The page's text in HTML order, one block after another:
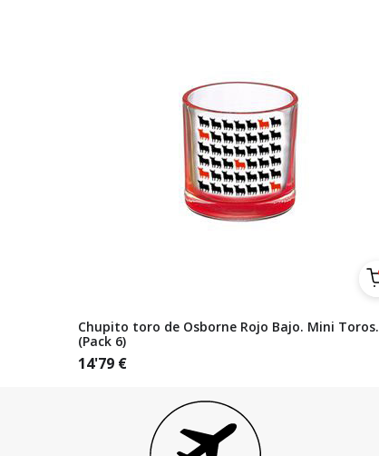
Chupito toro de Osborne Rojo Bajo. Mini Toros.
(Pack 6)
14'79 €